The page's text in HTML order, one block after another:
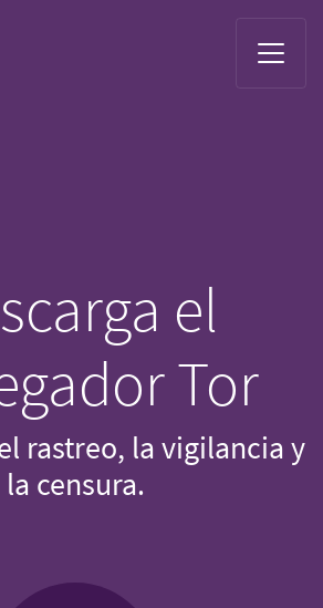
el
Tor
rastreo, la vigilancia y
la censura.